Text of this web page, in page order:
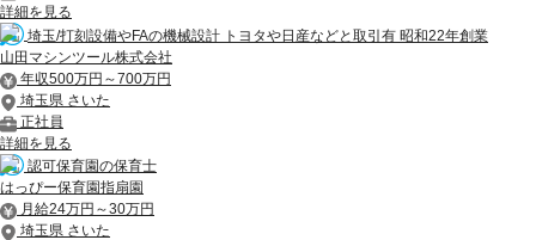
詳細を見る
埼玉/打刻設備やFAの機械設計 トヨタや日産などと取引有 昭和22年創業
山田マシンツール株式会社
年収500万円～700万円
埼玉県 さいた
正社員
詳細を見る
認可保育園の保育士
はっぴー保育園指扇園
月給24万円～30万円
埼玉県 さいた